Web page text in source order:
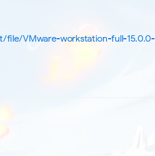
file/VMware-workstation-full-15.0.0-